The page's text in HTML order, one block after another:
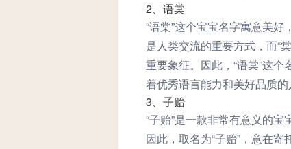
2、语棠
“语棠”这个宝宝名字寓意美好
是人类交流的重要方式，而“
重要象征。因此，“语棠”这
着优秀语言能力和美好品质
3、子贻
“子贻”是一款非常有意义的宝
因此，取名为“子贻”，意在